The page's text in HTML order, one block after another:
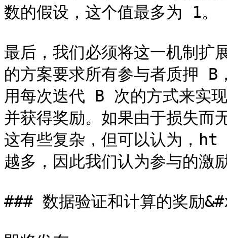
数的假设，这个值最多为 1。
最后，我们必须将这一机制
的方案要求所有参与者质押 B
用每次迭代 B 次的方式来实
并获得奖励。如果由于损失而
这有些复杂，但可以认为，
越多，因此我们认为参与的激
### 数据验证和计算的奖励